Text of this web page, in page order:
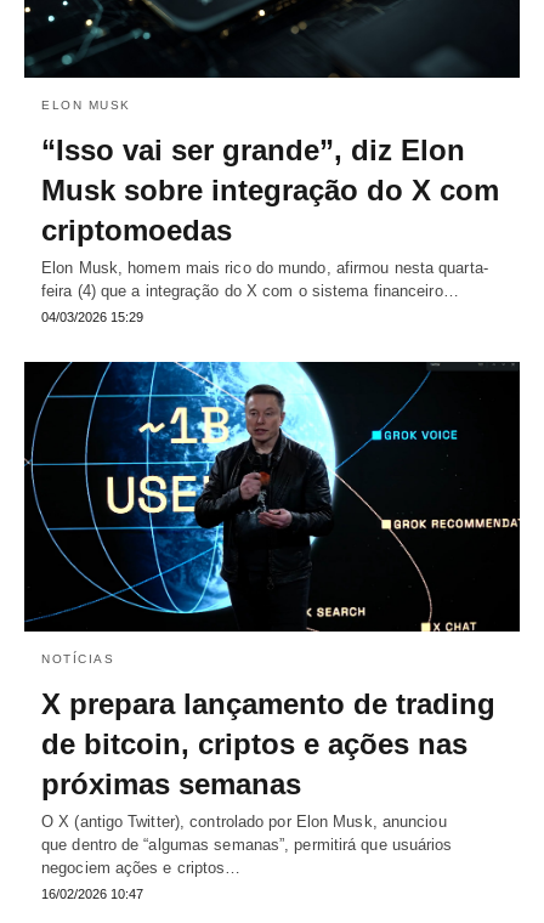
ELON MUSK
“Isso vai ser grande”, diz Elon
Musk sobre integração do X com
criptomoedas
Elon Musk, homem mais rico do mundo, afirmou nesta quarta-
feira (4) que a integração do X com o sistema financeiro…
04/03/2026 15:29
NOTÍCIAS
X prepara lançamento de trading
de bitcoin, criptos e ações nas
próximas semanas
O X (antigo Twitter), controlado por Elon Musk, anunciou
que dentro de “algumas semanas”, permitirá que usuários
negociem ações e criptos…
16/02/2026 10:47